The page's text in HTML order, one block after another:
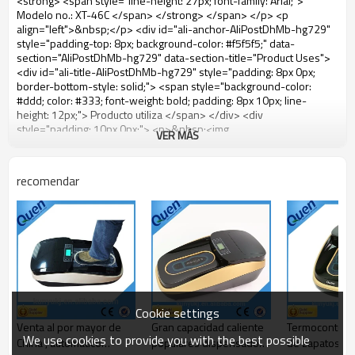
VER MÁS
recomendar
Venta al por mayor de
China , automático
Gran capacidad caliente
populares dispensador
de zapatos
Cookie settings
We use cookies to provide you with the best possible